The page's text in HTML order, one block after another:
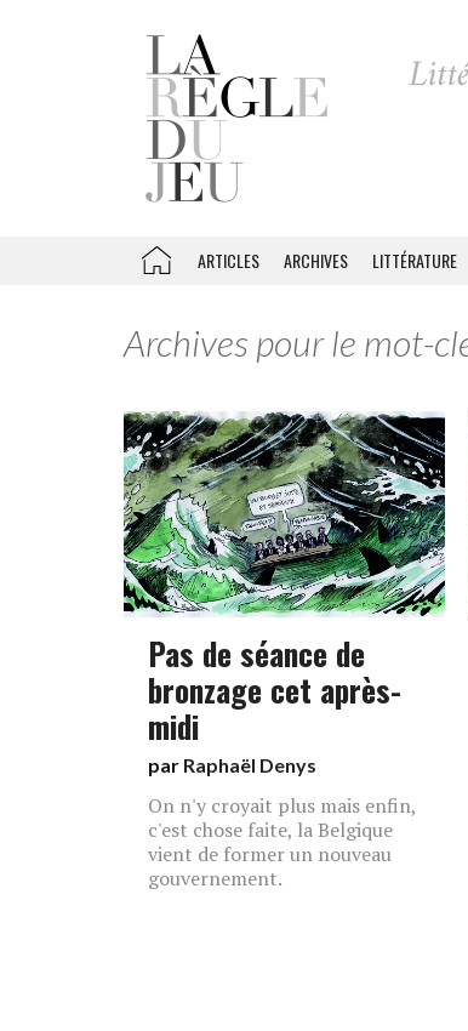
ARTICLES ARCHIVES LITTÉRATURE
Archives pour le mot-
Pas de séance de
bronzage cet après-
midi
par Raphaël Denys
On n'y croyait plus mais enfin,
c'est chose faite, la Belgique
vient de former un nouveau
gouvernement.